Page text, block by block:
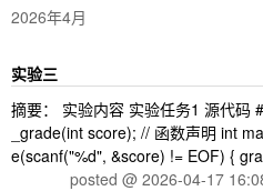
2026年4月
实验三
摘要： 实验内容 实验任务1 源代码
_grade(int score); // 函数声明 int
e(scanf("%d", &score) != EOF) {
posted @ 2026-04-17